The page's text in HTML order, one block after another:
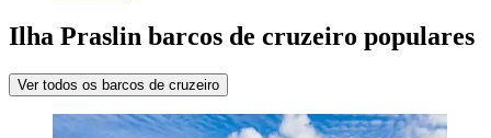
Ilha Praslin barcos de cruzeiro populares
Ver todos os barcos de cruzeiro